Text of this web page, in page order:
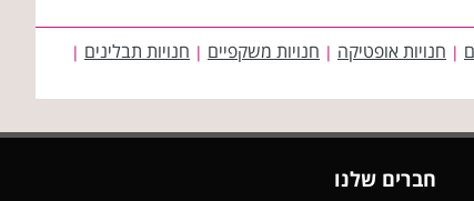
| חנויות אופטיקה | חנויות משקפיים | חנויות תבלינים |
חברים שלנו